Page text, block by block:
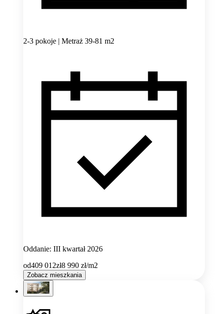
2-3 pokoje | Metraż 39-81 m2
Oddanie: III kwartał 2026
od409 012zł8 990 zł/m2
Zobacz mieszkania